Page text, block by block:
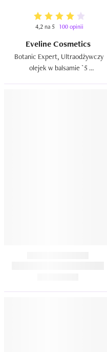
4,2 na 5 100 opinii
Eveline Cosmetics
Botanic Expert, Ultraodżywczy
olejek w balsamie `5